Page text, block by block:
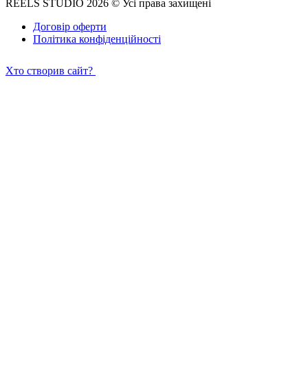
REELS STUDIO 2026 © Усі права захищені
Договір оферти
Політика конфіденційності
Хто створив сайт?